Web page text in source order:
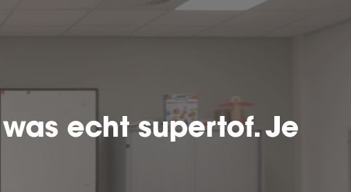
echt supertof. Je